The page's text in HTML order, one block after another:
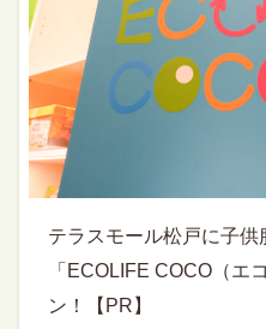
テラスモール松戸に子
「ECOLIFE COCO（エ
ン！【PR】